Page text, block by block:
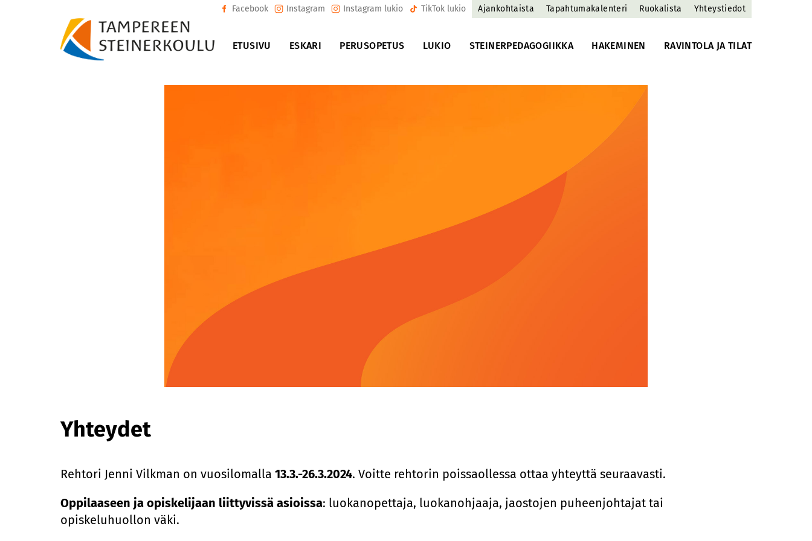
Facebook Instagram Instagram lukio TikTok lukio Ajankohtaista Tapahtumakalenteri Ruokalista Yhteystiedot
ETUSIVU ESKARI PERUSOPETUS LUKIO STEINERPEDAGOGIIKKA HAKEMINEN RAVINTOLA JA TILAT
Yhteydet
Rehtori Jenni Vilkman on vuosilomalla 13.3.-26.3.2024. Voitte rehtorin poissaollessa ottaa yhteyttä seuraavasti.
Oppilaaseen ja opiskelijaan liittyvissä asioissa: luokanopettaja, luokanohjaaja, jaostojen puheenjohtajat tai
opiskeluhuollon väki.